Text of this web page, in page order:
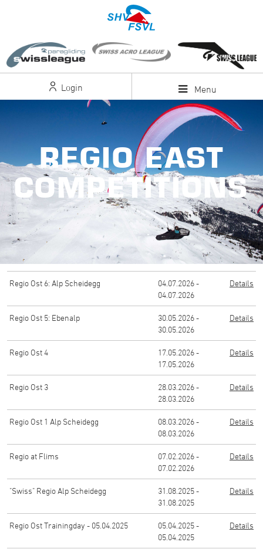
Login Menu
REGIO EAST
COMPETITIONS
Regio Ost 6: Alp Scheidegg
04.07.2026 -
04.07.2026
Details
Regio Ost 5: Ebenalp
30.05.2026 -
30.05.2026
Details
Regio Ost 4
17.05.2026 -
17.05.2026
Details
Regio Ost 3
28.03.2026 -
28.03.2026
Details
Regio Ost 1 Alp Scheidegg
08.03.2026 -
08.03.2026
Details
Regio at Flims
07.02.2026 -
07.02.2026
Details
"Swiss" Regio Alp Scheidegg
31.08.2025 -
31.08.2025
Details
Regio Ost Trainingday - 05.04.2025
05.04.2025 -
05.04.2025
Details